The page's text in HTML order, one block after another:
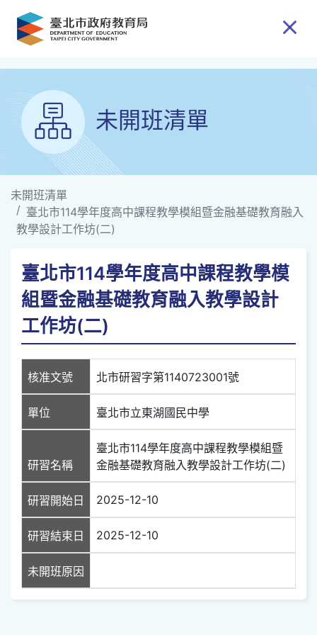
跳到主要內容
未開班清單
未開班清單
臺北市114學年度高中課程教學模組暨金融基礎教育融入
教學設計工作坊(二)
臺北市114學年度高中課程教學模
組暨金融基礎教育融入教學設計
工作坊(二)
核准文號 北市研習字第1140723001號
單位 臺北市立東湖國民中學
研習名稱
臺北市114學年度高中課程教學模組暨
金融基礎教育融入教學設計工作坊(二)
研習開始日 2025-12-10
研習結束日 2025-12-10
未開班原因